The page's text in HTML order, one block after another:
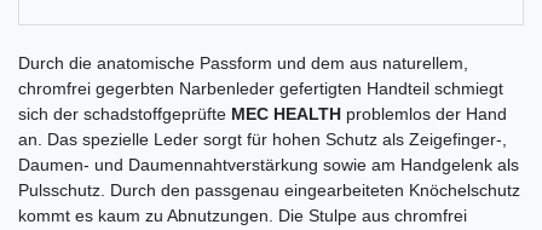
Durch die anatomische Passform und dem aus naturellem,
chromfrei gegerbten Narbenleder gefertigten Handteil schmiegt
sich der schadstoffgeprüfte MEC HEALTH problemlos der Hand
an. Das spezielle Leder sorgt für hohen Schutz als Zeigefinger-,
Daumen- und Daumennahtverstärkung sowie am Handgelenk als
Pulsschutz. Durch den passgenau eingearbeiteten Knöchelschutz
kommt es kaum zu Abnutzungen. Die Stulpe aus chromfrei